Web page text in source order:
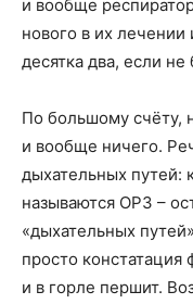
и вообще
нового в их
десятка два, если
По большому счёту,
и вообще ничего.
дыхательных путей:
называются ОРЗ –
«дыхательных
просто констатация
и в горле першит.